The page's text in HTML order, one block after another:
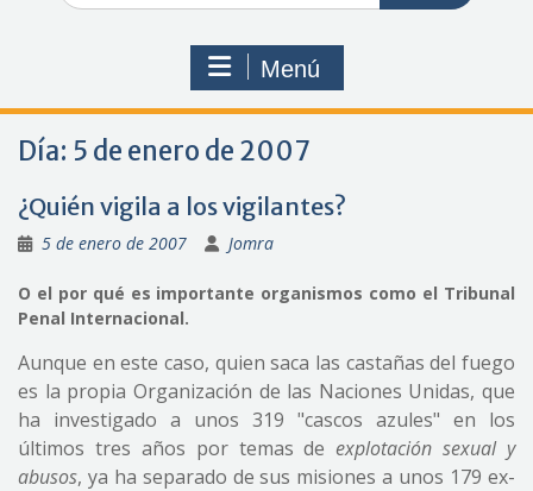
Menú
Día: 5 de enero de 2007
¿Quién vigila a los vigilantes?
5 de enero de 2007 Jomra
O el por qué es importante organismos como el Tribunal
Penal Internacional.
Aunque en este caso, quien saca las castañas del fuego
es la propia Organización de las Naciones Unidas, que
ha investigado a unos 319 "cascos azules" en los
últimos tres años por temas deexplotación sexual y
abusos, ya ha separado de sus misiones a unos 179 ex-